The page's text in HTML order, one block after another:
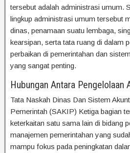
tersebut adalah administrasi umum.
lingkup administrasi umum tersebut
dinas, penamaan suatu lembaga,
kearsipan, serta tata ruang di dalam
perbaikan di pemerintahan dan
yang sangat penting.
Hubungan Antara Pengelolaan
Tata Naskah Dinas Dan Sistem
Pemerintah (SAKIP) Ketiga bagian
keterkaitan satu sama lain di bidang
manajemen pemerintahan yang
mampu fokus pada peningkatan